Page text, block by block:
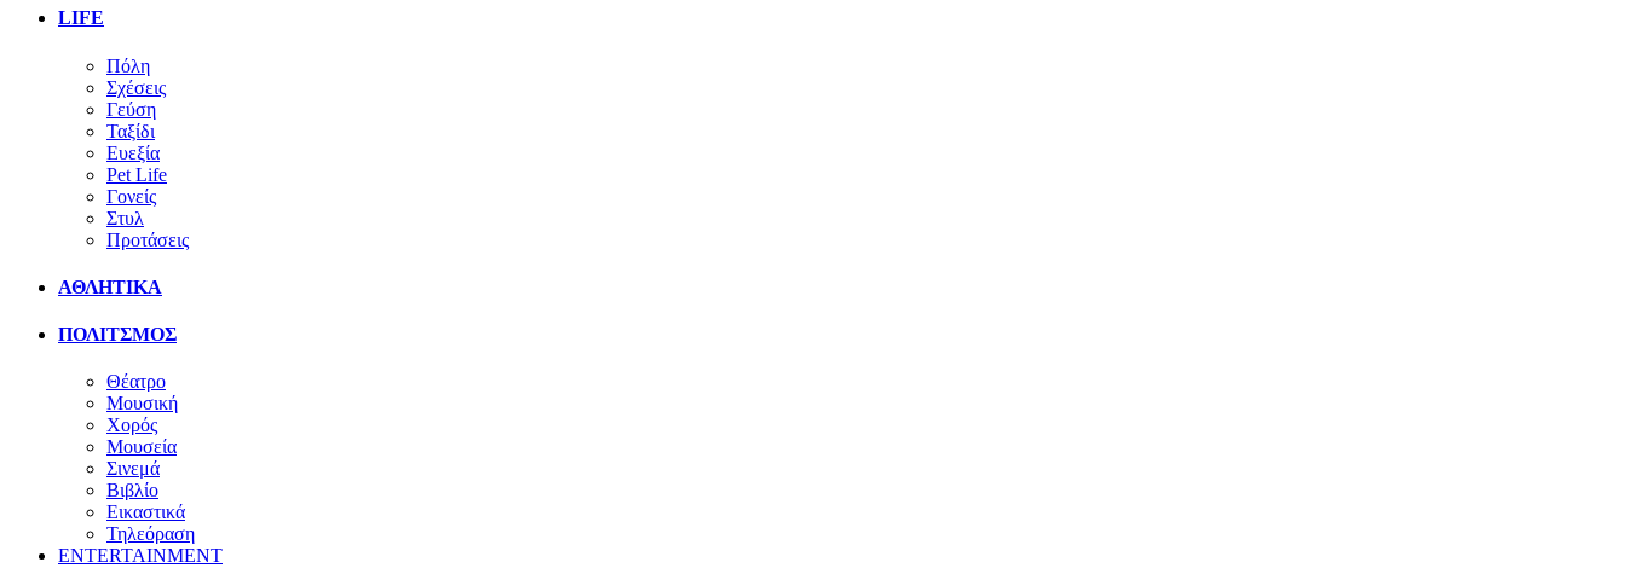
LIFE
Πόλη
Σχέσεις
Γεύση
Ταξίδι
Ευεξία
Pet Life
Γονείς
Στυλ
Προτάσεις
ΑΘΛΗΤΙΚΑ
ΠΟΛΙΤΣΜΟΣ
Θέατρο
Μουσική
Χορός
Μουσεία
Σινεμά
Βιβλίο
Εικαστικά
Τηλεόραση
ENTERTAINMENT